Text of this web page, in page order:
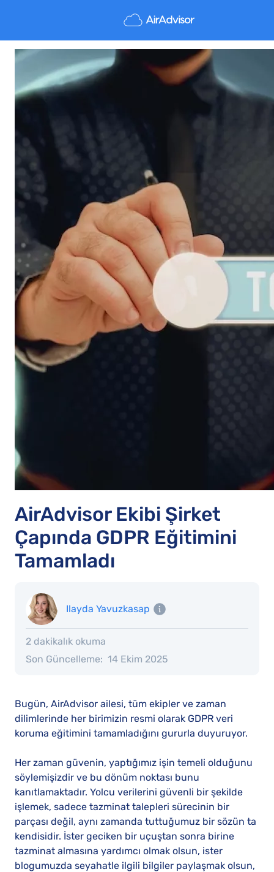
AirAdvisor Ekibi Şirket
Çapında GDPR Eğitimini
Tamamladı
Ilayda Yavuzkasap
2 dakikalık okuma
Son Güncelleme: 14 Ekim 2025
Bugün, AirAdvisor ailesi, tüm ekipler ve zaman
dilimlerinde her birimizin resmi olarak GDPR veri
koruma eğitimini tamamladığını gururla duyuruyor.
Her zaman güvenin, yaptığımız işin temeli olduğunu
söylemişizdir ve bu dönüm noktası bunu
kanıtlamaktadır. Yolcu verilerini güvenli bir şekilde
işlemek, sadece tazminat talepleri sürecinin bir
parçası değil, aynı zamanda tuttuğumuz bir sözün ta
kendisidir. İster geciken bir uçuştan sonra birine
tazminat almasına yardımcı olmak olsun, ister
blogumuzda seyahatle ilgili bilgiler paylaşmak olsun,